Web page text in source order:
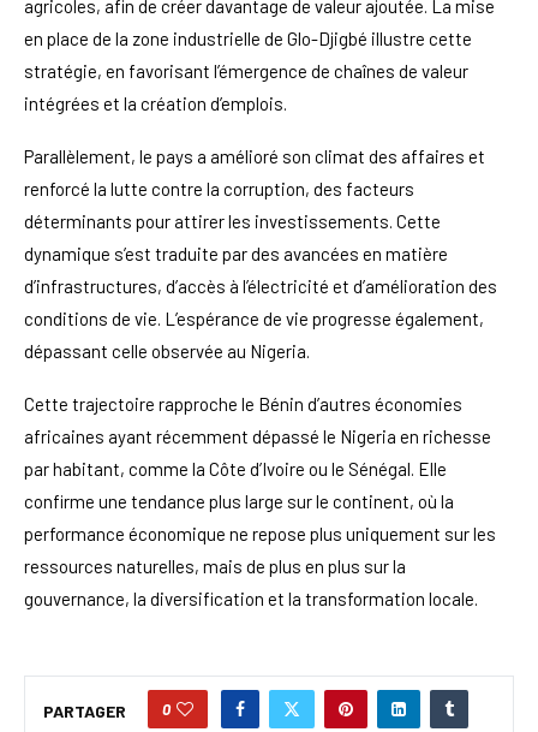
agricoles, afin de créer davantage de valeur ajoutée. La mise
en place de la zone industrielle de Glo-Djigbé illustre cette
stratégie, en favorisant l’émergence de chaînes de valeur
intégrées et la création d’emplois.
Parallèlement, le pays a amélioré son climat des affaires et
renforcé la lutte contre la corruption, des facteurs
déterminants pour attirer les investissements. Cette
dynamique s’est traduite par des avancées en matière
d’infrastructures, d’accès à l’électricité et d’amélioration des
conditions de vie. L’espérance de vie progresse également,
dépassant celle observée au Nigeria.
Cette trajectoire rapproche le Bénin d’autres économies
africaines ayant récemment dépassé le Nigeria en richesse
par habitant, comme la Côte d’Ivoire ou le Sénégal. Elle
confirme une tendance plus large sur le continent, où la
performance économique ne repose plus uniquement sur les
ressources naturelles, mais de plus en plus sur la
gouvernance, la diversification et la transformation locale.
PARTAGER 0